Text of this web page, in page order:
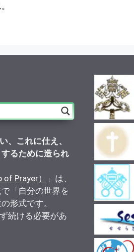
、これに仕え、
るために造られ
Prayer）
」は、
「自分の世界を
形式です。
続ける必要があ